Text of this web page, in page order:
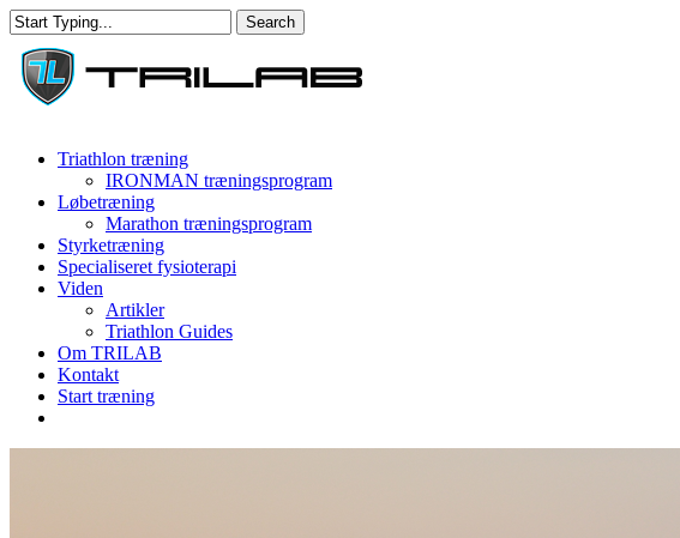
Skip
to
main
content
Search
Close
Search
Menu
Triathlon træning
IRONMAN træningsprogram
Løbetræning
Marathon træningsprogram
Styrketræning
Specialiseret fysioterapi
Viden
Artikler
Triathlon Guides
Om TRILAB
Kontakt
Start træning